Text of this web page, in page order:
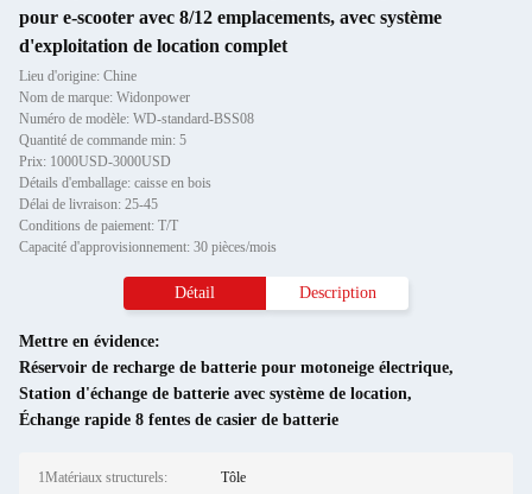
pour e-scooter avec 8/12 emplacements, avec système
d'exploitation de location complet
Lieu d'origine: Chine
Nom de marque: Widonpower
Numéro de modèle: WD-standard-BSS08
Quantité de commande min: 5
Prix: 1000USD-3000USD
Détails d'emballage: caisse en bois
Délai de livraison: 25-45
Conditions de paiement: T/T
Capacité d'approvisionnement: 30 pièces/mois
Détail Description
Mettre en évidence:
Réservoir de recharge de batterie pour motoneige électrique,
Station d'échange de batterie avec système de location,
Échange rapide 8 fentes de casier de batterie
1Matériaux structurels: Tôle